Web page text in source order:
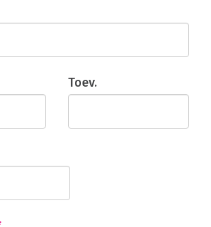
Toev.